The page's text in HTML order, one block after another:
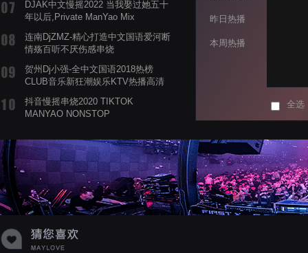
DJAK中文慢摇2022 当我娶过她五十
年以后,Private ManYao Mix
连南DjZMZ-精心打造中文国语爱河断
情殇百听不厌伤感串烧
贺州Dj小强-全中文国语2018热榜
CLUB音乐新狂潮娱乐KTV热播高清
抖音慢摇串烧2020 TIKTOK
MANYAO NONSTOP
蝉爸爸妈妈爱存在夏天的风是想你的
声音啊
昨日热播
本周热播
全选